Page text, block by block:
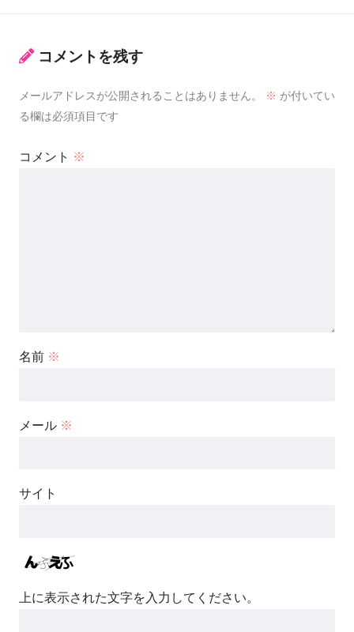
コメントを残す
メールアドレスが公開されることはありません。 ※ が付いてい
る欄は必須項目です
コメント ※
名前 ※
メール ※
サイト
上に表示された文字を入力してください。